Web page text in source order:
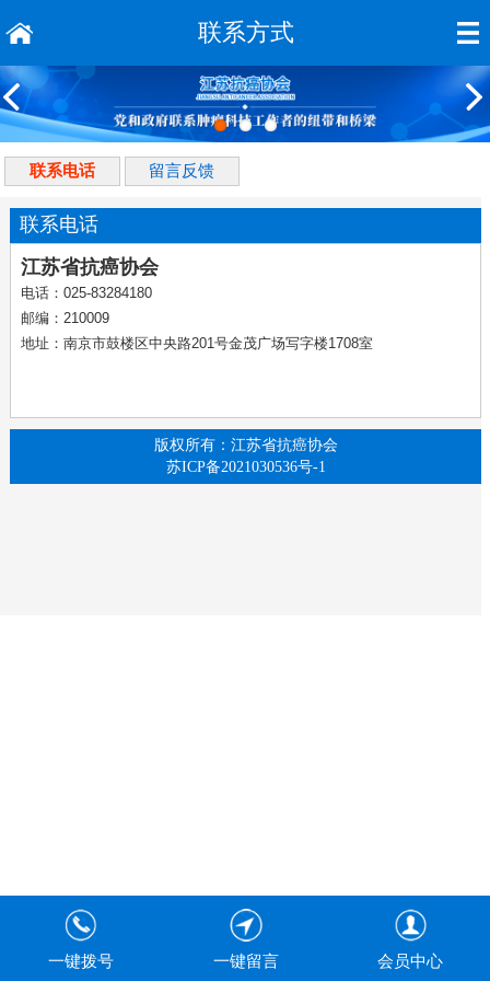
联系方式
一键拨号 一键留言 会员中心
联系电话 留言反馈
联系电话
江苏省抗癌协会
电话：025-83284180
邮编： 210009
地址：南京市鼓楼区中央路201号金茂广场写字楼1708室
版权所有：江苏省抗癌协会
苏ICP备2021030536号-1